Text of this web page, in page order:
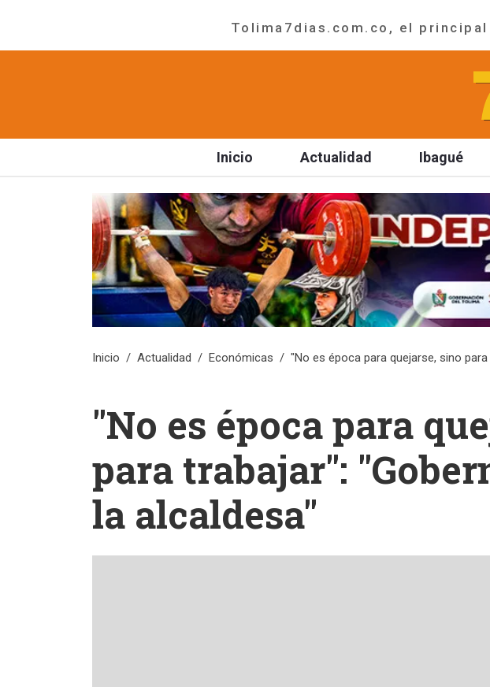
Tolima7dias.com.co, el
Inicio Actualidad Ibagué
Inicio Actualidad Económicas "No es época para quejarse, sino
"No es época para
para trabajar":
la alcaldesa"